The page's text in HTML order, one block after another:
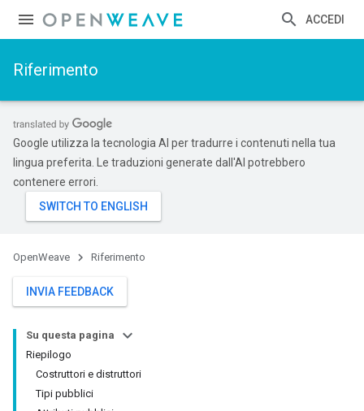
ACCEDI
Riferimento
Google utilizza la tecnologia AI per tradurre i contenuti nella tua
lingua preferita. Le traduzioni generate dall'AI potrebbero
contenere errori.
OpenWeave Riferimento
INVIA FEEDBACK
Su questa pagina
Riepilogo
Costruttori e distruttori
Tipi pubblici